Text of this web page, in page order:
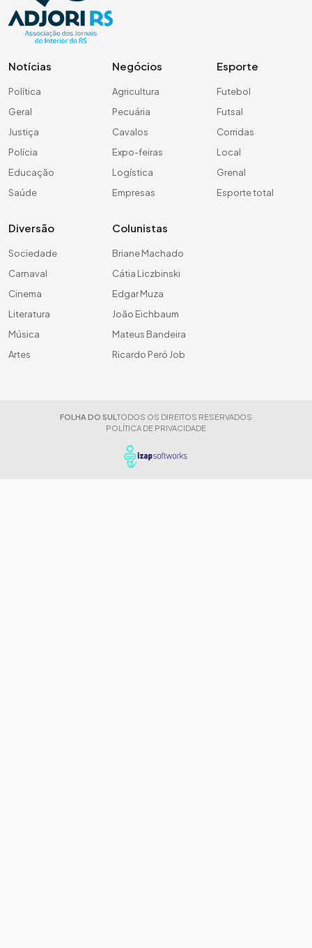
Notícias
Política
Geral
Justiça
Polícia
Educação
Saúde
Negócios
Agricultura
Pecuária
Cavalos
Expo-feiras
Logística
Empresas
Esporte
Futebol
Futsal
Corridas
Local
Grenal
Esporte total
Diversão
Sociedade
Carnaval
Cinema
Literatura
Música
Artes
Colunistas
Briane Machado
Cátia Liczbinski
Edgar Muza
João Eichbaum
Mateus Bandeira
Ricardo Peró Job
FOLHA DO SUL TODOS OS DIREITOS RESERVADOS
POLÍTICA DE PRIVACIDADE